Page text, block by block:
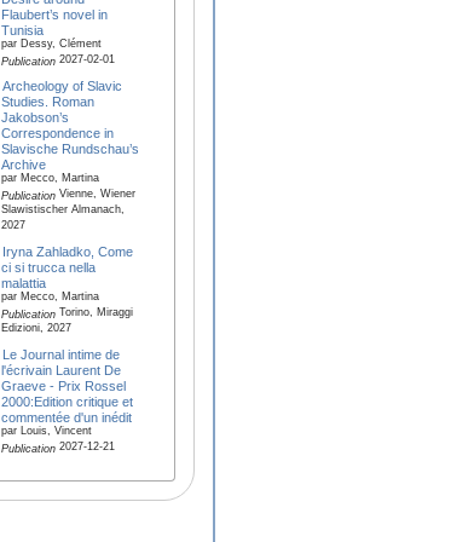
Flaubert’s novel in
Tunisia
par Dessy, Clément
Publication2027-02-01
Archeology of Slavic
Studies. Roman
Jakobson’s
Correspondence in
Slavische Rundschau’s
Archive
par Mecco, Martina
PublicationVienne, Wiener
Slawistischer Almanach,
2027
Iryna Zahladko, Come
ci si trucca nella
malattia
par Mecco, Martina
PublicationTorino, Miraggi
Edizioni, 2027
Le Journal intime de
l'écrivain Laurent De
Graeve - Prix Rossel
2000:Edition critique et
commentée d'un inédit
par Louis, Vincent
Publication2027-12-21